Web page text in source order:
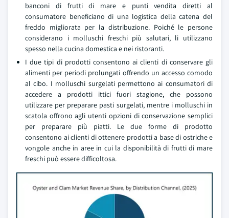
banconi di frutti di mare e punti vendita diretti al
consumatore beneficiano di una logistica della catena del
freddo migliorata per la distribuzione. Poiché le persone
considerano i molluschi freschi più salutari, li utilizzano
spesso nella cucina domestica e nei ristoranti.
I due tipi di prodotti consentono ai clienti di conservare gli
alimenti per periodi prolungati offrendo un accesso comodo
al cibo. I molluschi surgelati permettono ai consumatori di
accedere a prodotti ittici fuori stagione, che possono
utilizzare per preparare pasti surgelati, mentre i molluschi in
scatola offrono agli utenti opzioni di conservazione semplici
per preparare più piatti. Le due forme di prodotto
consentono ai clienti di ottenere prodotti a base di ostriche e
vongole anche in aree in cui la disponibilità di frutti di mare
freschi può essere difficoltosa.